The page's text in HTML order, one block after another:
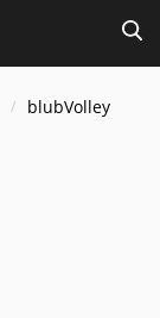
blubVolley